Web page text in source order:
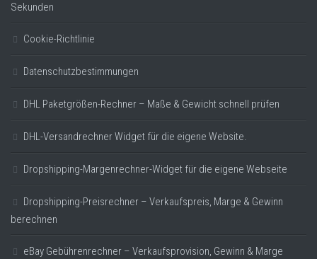
Sekunden
Cookie-Richtlinie
Datenschutzbestimmungen
DHL Paketgrößen-Rechner – Maße & Gewicht schnell prüfen
DHL-Versandrechner Widget für die eigene Website.
Dropshipping-Margenrechner-Widget für die eigene Webseite
Dropshipping-Preisrechner – Verkaufspreis, Marge & Gewinn
berechnen
eBay Gebührenrechner – Verkaufsprovision, Gewinn & Marge